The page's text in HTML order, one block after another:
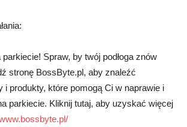
Spraw, by twój podłoga znów
stronę BossByte.pl, aby znaleźć
i produkty, które pomogą Ci w naprawie i
parkiecie. Kliknij tutaj, aby uzyskać więcej